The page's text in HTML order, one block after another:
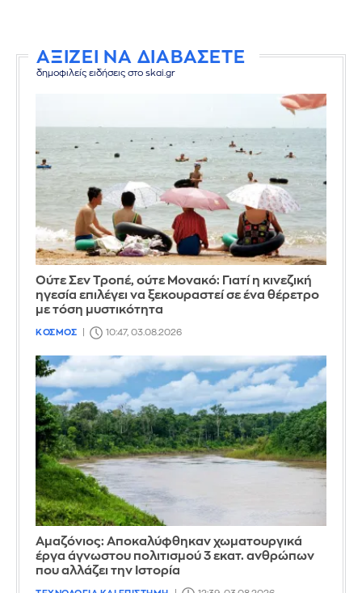
ΑΞΙΖΕΙ ΝΑ ΔΙΑΒΑΣΕΤΕ
δημοφιλείς ειδήσεις στο skai.gr
Ούτε Σεν Τροπέ, ούτε Μονακό: Γιατί η κινεζική
ηγεσία επιλέγει να ξεκουραστεί σε ένα θέρετρο
με τόση μυστικότητα
ΚΟΣΜΟΣ 10:47, 03.08.2026
Αμαζόνιος: Αποκαλύφθηκαν χωματουργικά
έργα άγνωστου πολιτισμού 3 εκατ. ανθρώπων
που αλλάζει την Iστορία